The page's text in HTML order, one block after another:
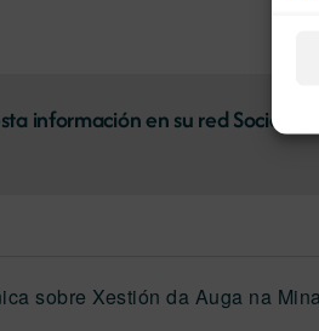
información en su red Social
sobre Xestión da Auga na